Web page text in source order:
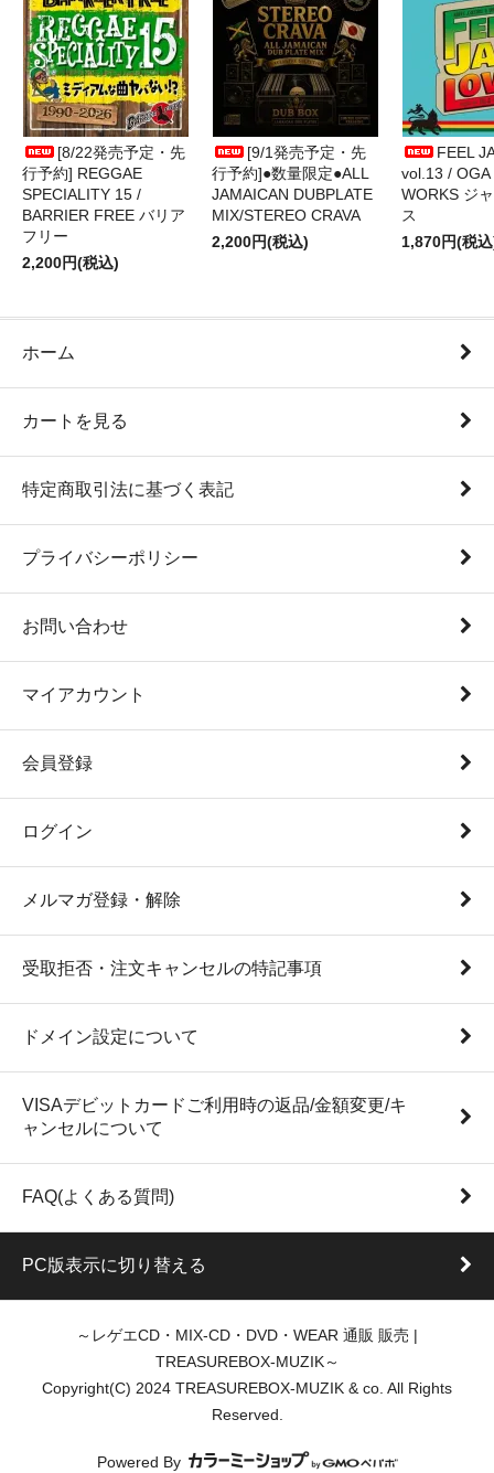
[8/22発売予定・先
行予約] REGGAE
SPECIALITY 15 /
BARRIER FREE バリア
フリー
2,200円(税込)
[9/1発売予定・先
行予約]●数量限定●ALL
JAMAICAN DUBPLATE
MIX/STEREO CRAVA
2,200円(税込)
FEEL
vol.13 / OGA
WORKS ジ
ス
1,870円(税
ホーム
カートを見る
特定商取引法に基づく表記
プライバシーポリシー
お問い合わせ
マイアカウント
会員登録
ログイン
メルマガ登録・解除
受取拒否・注文キャンセルの特記事項
ドメイン設定について
VISAデビットカードご利用時の返品/金額変更/キ
ャンセルについて
FAQ(よくある質問)
PC版表示に切り替える
～レゲエCD・MIX-CD・DVD・WEAR 通販 販売 |
TREASUREBOX-MUZIK～
Copyright(C) 2024 TREASUREBOX-MUZIK & co. All Rights
Reserved.
Powered By